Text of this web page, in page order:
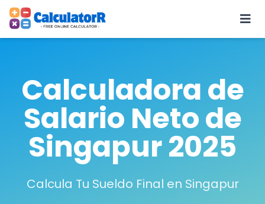
Calculadora de
Salario Neto de
Singapur 2025
Calcula Tu Sueldo Final en Singapur